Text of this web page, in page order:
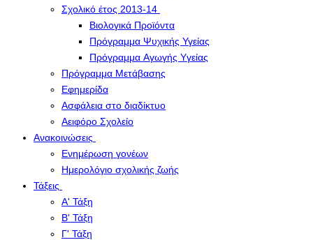
Σχολικό έτος 2013-14
Βιολογικά Προϊόντα
Πρόγραμμα Ψυχικής Υγείας
Πρόγραμμα Aγωγής Yγείας
Πρόγραμμα Μετάβασης
Εφημερίδα
Ασφάλεια στο διαδίκτυο
Αειφόρο Σχολείο
Ανακοινώσεις
Ενημέρωση γονέων
Ημερολόγιο σχολικής ζωής
Τάξεις
Α' Τάξη
Β' Τάξη
Γ' Τάξη